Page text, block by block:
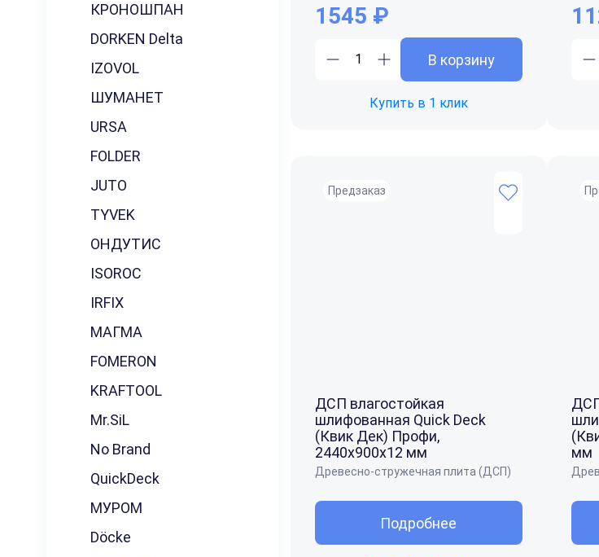
КРОНОШПАН
DORKEN Delta
IZOVOL
ШУМАНЕТ
URSA
FOLDER
JUTO
TYVEK
ОНДУТИС
ISOROC
IRFIX
МАГМА
FOMERON
KRAFTOOL
Mr.SiL
No Brand
QuickDeck
МУРОМ
Döcke
1545 ₽
В корзину
Купить в 1 клик
Предзаказ
ДСП влагостойкая
шлифованная Quick Deck
(Квик Дек) Профи,
2440x900x12 мм
Древесно-стружечная плита (ДСП)
Подробнее
мм